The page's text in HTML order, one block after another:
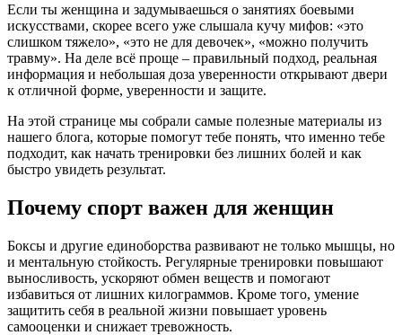
Если ты женщина и задумываешься о занятиях боевыми
искусствами, скорее всего уже слышала кучу мифов: «это
слишком тяжело», «это не для девочек», «можно получить
травму». На деле всё проще – правильный подход, реальная
информация и небольшая доза уверенности открывают двери
к отличной форме, уверенности и защите.
На этой странице мы собрали самые полезные материалы из
нашего блога, которые помогут тебе понять, что именно тебе
подходит, как начать тренировки без лишних болей и как
быстро увидеть результат.
Почему спорт важен для женщин
Боксы и другие единоборства развивают не только мышцы, но
и ментальную стойкость. Регулярные тренировки повышают
выносливость, ускоряют обмен веществ и помогают
избавиться от лишних килограммов. Кроме того, умение
защитить себя в реальной жизни повышает уровень
самооценки и снижает тревожность.